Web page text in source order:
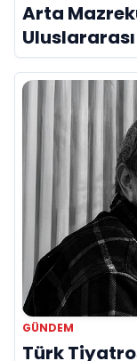
Arta
GÜNDEM
Türk